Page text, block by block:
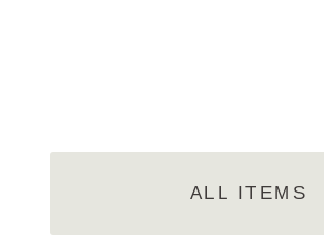
ALL ITEMS